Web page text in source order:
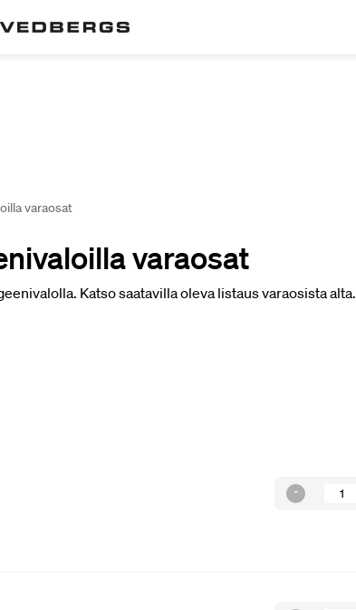
varaosat
varaosat
Katso saatavilla oleva listaus varaosista alta.